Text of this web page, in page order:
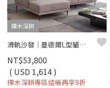
擇木深耕
滑軌沙發｜曼德爾L型貓抓布沙發｜ 可調頭枕 × 耐磨防潑水 × 左右型–擇木深耕
NT$53,800
( USD 1,614 )
擇木深耕專區結帳再享9折